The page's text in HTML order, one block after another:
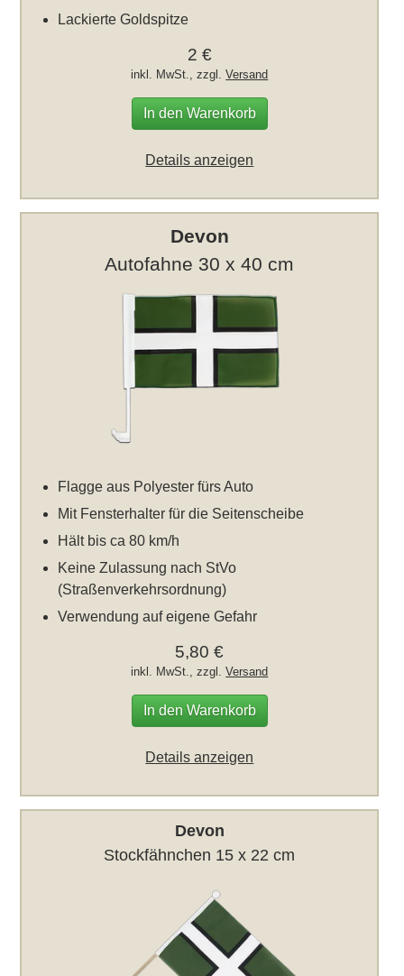
Lackierte Goldspitze
2 €
inkl. MwSt., zzgl.Versand
In den Warenkorb
Details anzeigen
Devon
Autofahne 30 x 40 cm
Flagge aus Polyester fürs Auto
Mit Fensterhalter für die Seitenscheibe
Hält bis ca 80 km/h
Keine Zulassung nach StVo
(Straßenverkehrsordnung)
Verwendung auf eigene Gefahr
5,80 €
inkl. MwSt., zzgl.Versand
In den Warenkorb
Details anzeigen
Devon
Stockfähnchen 15 x 22 cm